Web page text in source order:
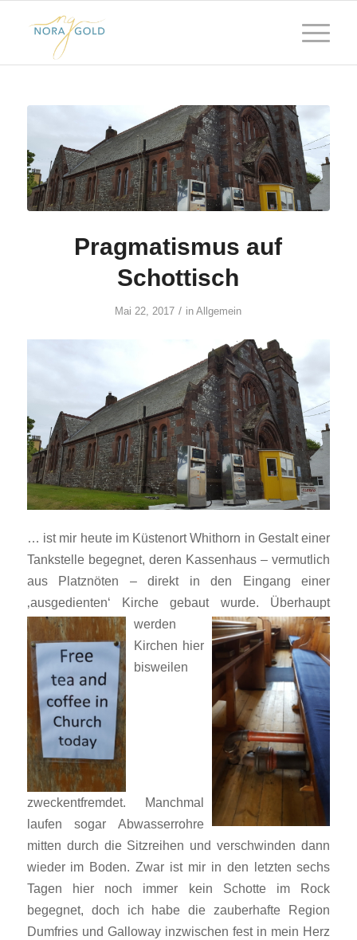
Pragmatismus auf
Schottisch
Mai 22, 2017 / inAllgemein
… ist mir heute im Küstenort Whithorn in Gestalt einer
Tankstelle begegnet, deren Kassenhaus – vermutlich
aus Platznöten – direkt in den Eingang einer
‚ausgedienten‘ Kirche gebaut wurde. Überhaupt
werden
Kirchen hier
bisweilen
zweckentfremdet. Manchmal
laufen sogar Abwasserrohre
mitten durch die Sitzreihen und verschwinden dann
wieder im Boden. Zwar ist mir in den letzten sechs
Tagen hier noch immer kein Schotte im Rock
begegnet, doch ich habe die zauberhafte Region
Dumfries und Galloway inzwischen fest in mein Herz